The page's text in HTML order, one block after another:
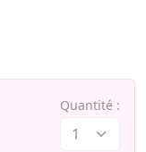
Quantité :